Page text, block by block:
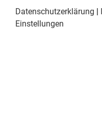
Datenschutzerklärung
Einstellungen